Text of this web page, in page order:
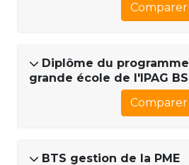
Comparer
Diplôme du programme
grande école de l'IPAG BS
Comparer
BTS gestion de la PME